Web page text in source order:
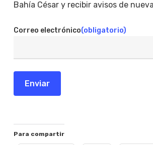
Bahía César y recibir avisos de
Correo electrónico(obligatorio)
Enviar
Para compartir